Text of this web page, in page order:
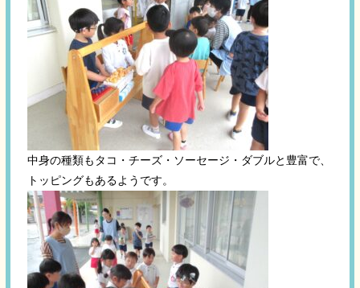
中身の種類もタコ・チーズ・ソーセージ・ダブルと豊富で、
トッピングもあるようです。